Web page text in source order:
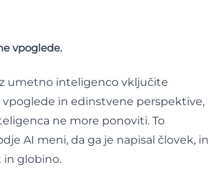
vpoglede.
umetno inteligenco vključite
vpoglede in edinstvene perspektive,
ne more ponoviti. To
AI meni, da ga je napisal človek, in
in globino.